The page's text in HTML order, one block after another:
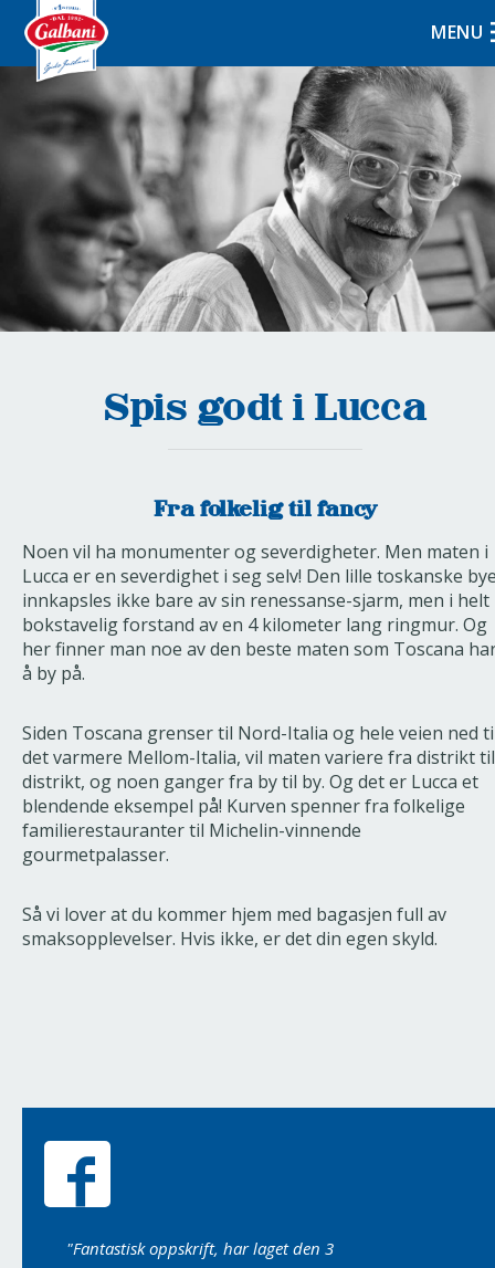
MENU
Spis godt i Lucca
Fra folkelig til fancy
Noen vil ha monumenter og severdigheter. Men maten i
Lucca er en severdighet i seg selv! Den lille toskanske
innkapsles ikke bare av sin renessanse-sjarm, men i helt
bokstavelig forstand av en 4 kilometer lang ringmur. Og
her finner man noe av den beste maten som Toscana
å by på.
Siden Toscana grenser til Nord-Italia og hele veien ned
det varmere Mellom-Italia, vil maten variere fra distrikt til
distrikt, og noen ganger fra by til by. Og det er Lucca et
blendende eksempel på! Kurven spenner fra folkelige
familierestauranter til Michelin-vinnende
gourmetpalasser.
Så vi lover at du kommer hjem med bagasjen full av
smaksopplevelser. Hvis ikke, er det din egen skyld.
"Fantastisk oppskrift, har laget den 3